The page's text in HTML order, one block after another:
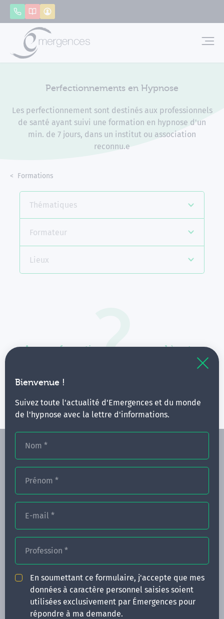
Bienvenue !
Suivez toute l'actualité d'Emergences et du monde
de l'hypnose avec la lettre d'informations.
Nom *
Prénom *
E-mail *
Profession *
En soumettant ce formulaire, j'accepte que mes
données à caractère personnel saisies soient
utilisées exclusivement par Émergences pour
répondre à ma demande.
AppelerCatalogue
Perfectionnements en Hypnose
Les perfectionnement sont destinés aux professionnels
de santé ayant suivi une formation en hypnose d'un
min. de 7 jours, dans un institut ou association
reconnu.e
Accueil
Formations
Thématiques
Formateur
Lieux
Aucune formation ne correspond à votre
Vous pouvez renouveler votre requête en élargissant
FORMATIONS
NOS FORMATEURS
ACTUALITÉS
INFOS PRATIQUES
Qui sommes-nous ?
Panneau de gestion des cookies